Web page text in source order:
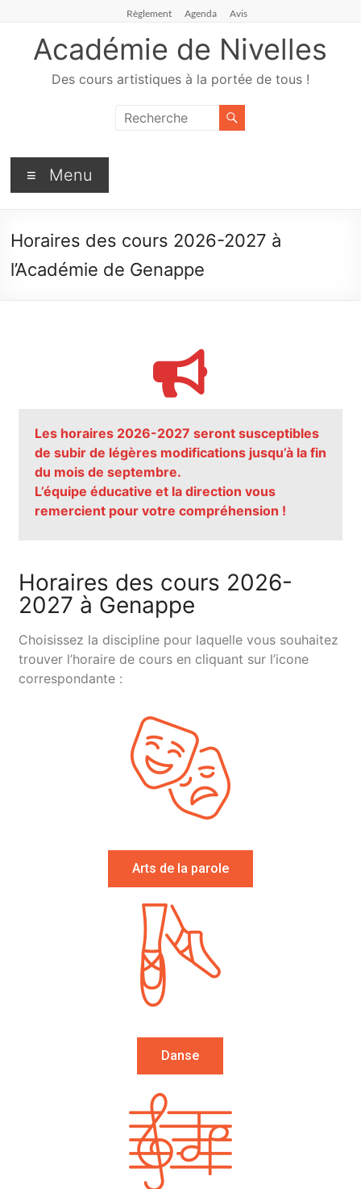
Règlement Agenda Avis
Académie de Nivelles
Des cours artistiques à la portée de tous !
Menu
Horaires des cours 2026-2027 à
l’Académie de Genappe
Les horaires 2026-2027 seront susceptibles
de subir de légères modifications jusqu’à la fin
du mois de septembre.
L’équipe éducative et la direction vous
remercient pour votre compréhension !
Horaires des cours 2026-
2027 à Genappe
Choisissez la discipline pour laquelle vous souhaitez
trouver l’horaire de cours en cliquant sur l’icone
correspondante :
Arts de la parole
Danse